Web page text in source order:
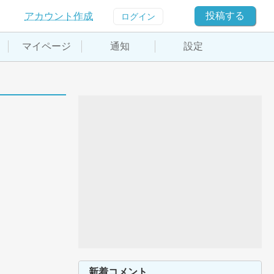
アカウント作成 ログイン 投稿する
マイページ 通知 設定
新着コメント